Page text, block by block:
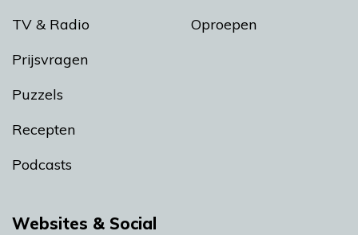
TV & Radio
Prijsvragen
Puzzels
Recepten
Podcasts
Oproepen
Websites & Social